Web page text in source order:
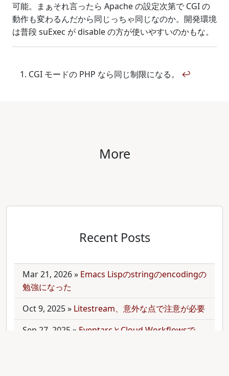
可能。まぁそれ言ったら Apache の設定次第で CGI の
動作も変わるんだから同じっちゃ同じなのか。開発環境
は普段 suExec が disable の方が使いやすいのかもな。
CGI モードの PHP なら同じ制限になる。 ↩
More
Recent Posts
Mar 21, 2026» Emacs Lispのstringのencodingの
勉強になった
Oct 9, 2025» Litestream、意外な点で注意が必要
Sep 27, 2025 » EventarcとCloud Workflowsで